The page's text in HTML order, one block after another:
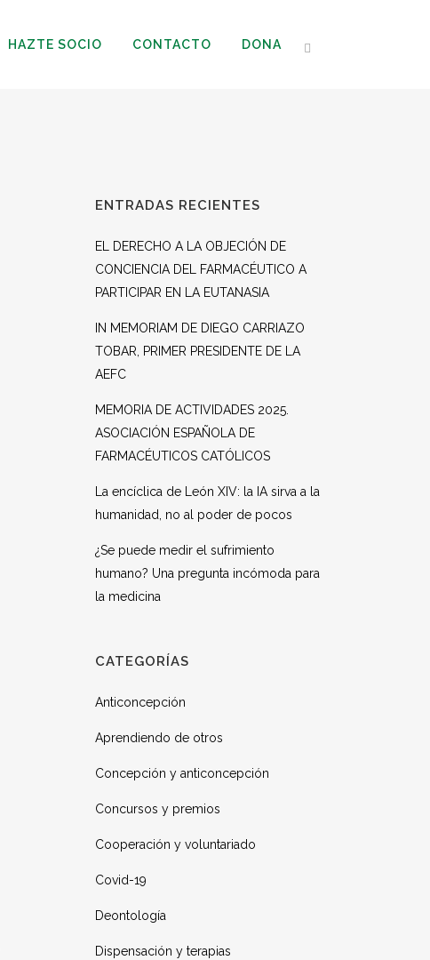
HAZTE SOCIO CONTACTO DONA
ENTRADAS RECIENTES
EL DERECHO A LA OBJECIÓN DE
CONCIENCIA DEL FARMACÉUTICO A
PARTICIPAR EN LA EUTANASIA
IN MEMORIAM DE DIEGO CARRIAZO
TOBAR, PRIMER PRESIDENTE DE LA
AEFC
MEMORIA DE ACTIVIDADES 2025.
ASOCIACIÓN ESPAÑOLA DE
FARMACÉUTICOS CATÓLICOS
La encíclica de León XIV: la IA sirva a la
humanidad, no al poder de pocos
¿Se puede medir el sufrimiento
humano? Una pregunta incómoda para
la medicina
CATEGORÍAS
Anticoncepción
Aprendiendo de otros
Concepción y anticoncepción
Concursos y premios
Cooperación y voluntariado
Covid-19
Deontología
Dispensación y terapias